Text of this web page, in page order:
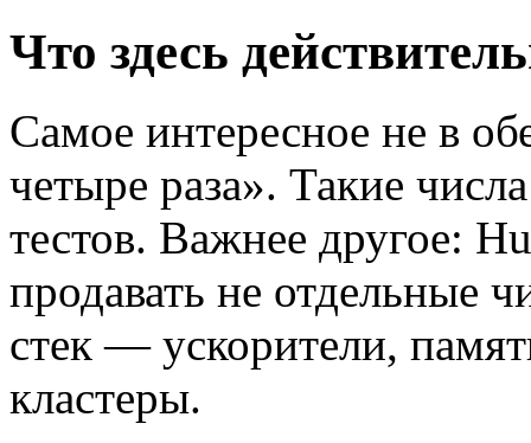
Что здесь
Самое интересное не в
четыре раза». Такие
тестов. Важнее другое:
продавать не отдельные
стек — ускорители,
кластеры.